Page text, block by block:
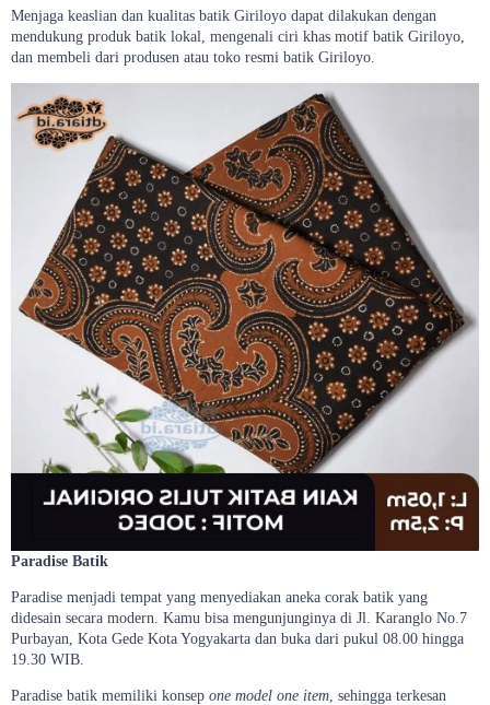
Menjaga keaslian dan kualitas batik Giriloyo dapat dilakukan dengan
mendukung produk batik lokal, mengenali ciri khas motif batik Giriloyo,
dan membeli dari produsen atau toko resmi batik Giriloyo.
Paradise Batik
Paradise menjadi tempat yang menyediakan aneka corak batik yang
didesain secara modern. Kamu bisa mengunjunginya di Jl. Karanglo No.7
Purbayan, Kota Gede Kota Yogyakarta dan buka dari pukul 08.00 hingga
19.30 WIB.
Paradise batik memiliki konsep one model one item, sehingga terkesan